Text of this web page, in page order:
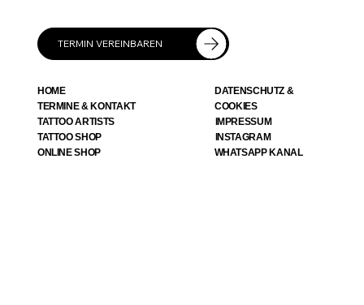
TERMIN VEREINBAREN
HOME
TERMINE & KONTAKT
TATTOO ARTISTS
TATTOO SHOP
ONLINE SHOP
DATENSCHUTZ &
COOKIES
IMPRESSUM
WHATSAPP KANAL
INSTAGRAM